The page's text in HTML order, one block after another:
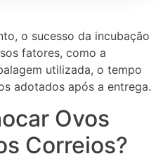
o sucesso da incubação
fatores, como a
utilizada, o tempo
adotados após a entrega.
Ovos
Correios?